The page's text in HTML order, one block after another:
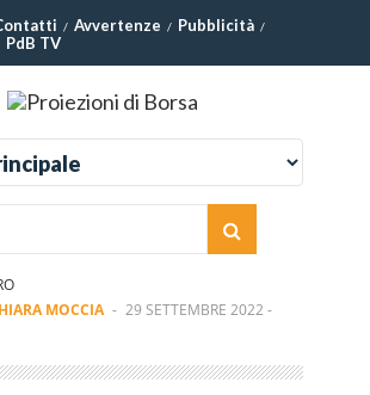
Avvertenze
Pubblicità
PdB TV
MOCCIA - 29 SETTEMBRE 2022 -